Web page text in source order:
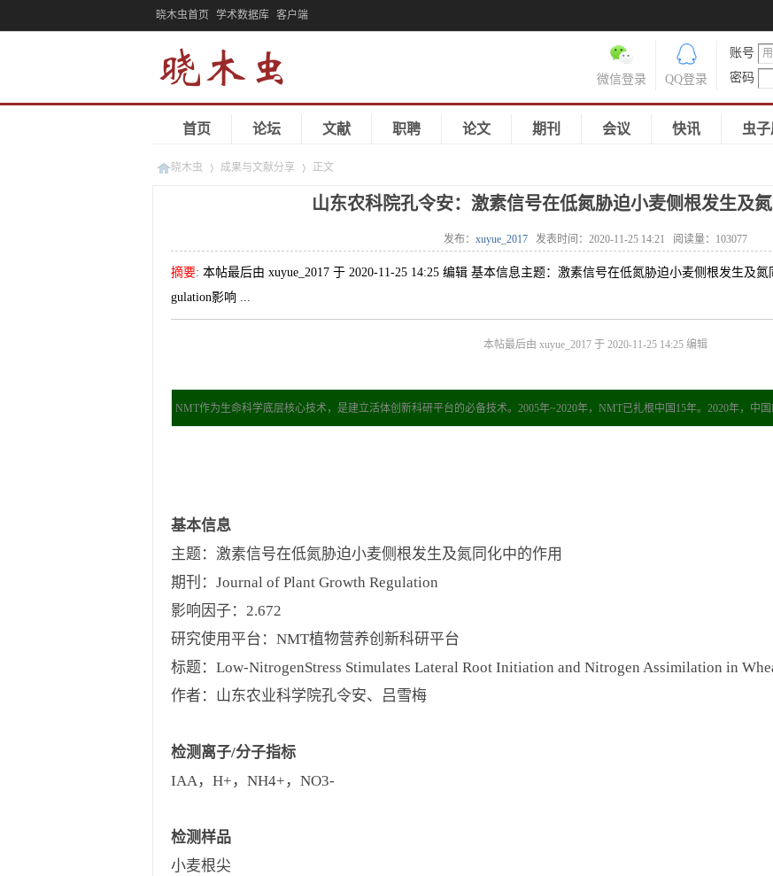
晓木虫首页 学术数据库 客户端
账号
密码
QQ登录
微信登录
首页 论坛 文献 职聘 论文 期刊 会议 快讯 虫
晓木虫 成果与文献分享 正文
山东农科院孔令安：激素信号在低氮胁迫小麦侧根发生及
发布： xuyue_2017 发表时间： 2020-11-25 14:21 阅读量： 103077
摘要: 本帖最后由 xuyue_2017 于 2020-11-25 14:25 编辑 基本信息主题：激素信号在低氮胁迫小麦侧根发生及
gulation影响 ...
本帖最后由 xuyue_2017 于 2020-11-25 14:25 编辑
NMT作为生命科学底层核心技术，是建立活体创新科研平台的必备技术。2005年~2020年，NMT已扎根中国15年。2020年，中
基本信息
主题：激素信号在低氮胁迫小麦侧根发生及氮同化中的作用
期刊：Journal of Plant Growth Regulation
影响因子：2.672
研究使用平台：NMT植物营养创新科研平台
标题：Low‑NitrogenStress Stimulates Lateral Root Initiation and Nitrogen Assimilation in
作者：山东农业科学院孔令安、吕雪梅
检测离子/分子指标
IAA，H+，NH4+，NO3-
检测样品
小麦根尖